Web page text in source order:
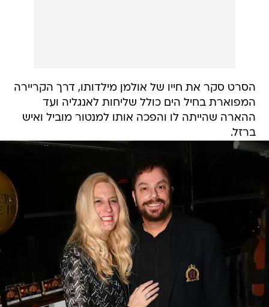
הסרט סקר את חייו של אולמן מילדותו, דרך הקריירה
המפוארת בחיל הים כולל שליחות לאנגליה ועד
ההארה שהייתה לו והפכה אותו למנטור מוביל ואיש
ברזל.